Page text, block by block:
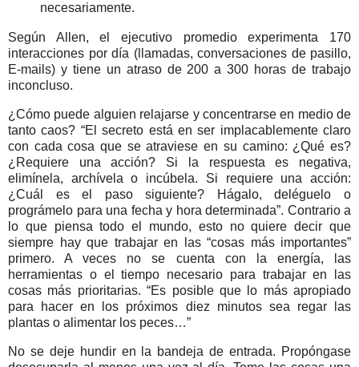
necesariamente.
Según Allen, el ejecutivo promedio experimenta 170
interacciones por día (llamadas, conversaciones de pasillo,
E-mails) y tiene un atraso de 200 a 300 horas de trabajo
inconcluso.
¿Cómo puede alguien relajarse y concentrarse en medio de
tanto caos? “El secreto está en ser implacablemente claro
con cada cosa que se atraviese en su camino: ¿Qué es?
¿Requiere una acción? Si la respuesta es negativa,
elimínela, archívela o incúbela. Si requiere una acción:
¿Cuál es el paso siguiente? Hágalo, deléguelo o
prográmelo para una fecha y hora determinada”. Contrario a
lo que piensa todo el mundo, esto no quiere decir que
siempre hay que trabajar en las “cosas más importantes”
primero. A veces no se cuenta con la energía, las
herramientas o el tiempo necesario para trabajar en las
cosas más prioritarias. “Es posible que lo más apropiado
para hacer en los próximos diez minutos sea regar las
plantas o alimentar los peces…”
No se deje hundir en la bandeja de entrada. Propóngase